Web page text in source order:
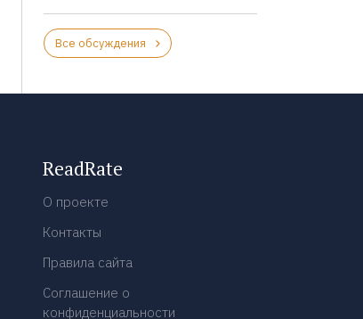
Все обсуждения
ReadRate
О проекте
Контакты
Правила сайта
Соглашение о
конфиденциальности